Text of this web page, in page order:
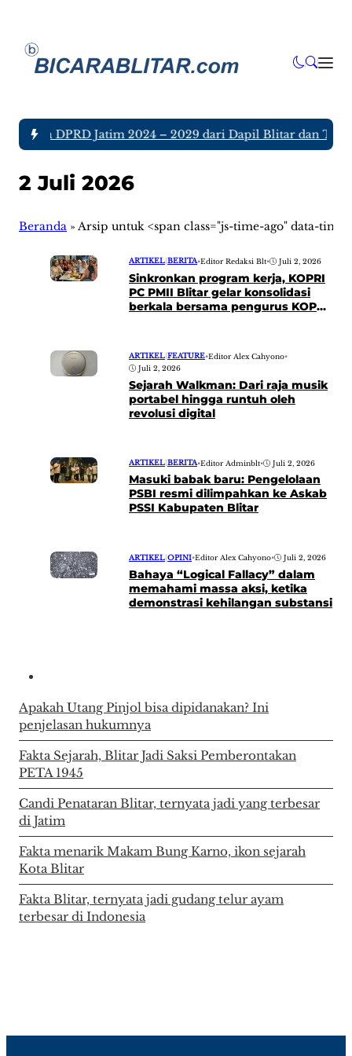
DPRD Jatim 2024 – 2029 dari Dapil Blitar dan
2 Juli 2026
Beranda » Arsip untuk <span class="js-time-ago" data-
ARTIKEL BERITA•Editor Redaksi Blt• Juli 2, 2026
Sinkronkan program kerja, KOPRI
PC PMII Blitar gelar konsolidasi
berkala bersama pengurus KOPRI
ARTIKEL|FEATURE•Editor Alex Cahyono•
Juli 2, 2026
Sejarah Walkman: Dari raja musik
portabel hingga runtuh oleh
revolusi digital
ARTIKEL|BERITA•Editor Adminblt• Juli 2, 2026
Masuki babak baru: Pengelolaan
PSBI resmi dilimpahkan ke Askab
PSSI Kabupaten Blitar
ARTIKEL|OPINI•Editor Alex Cahyono• Juli 2, 2026
Bahaya “Logical Fallacy” dalam
memahami massa aksi, ketika
demonstrasi kehilangan substansi
Apakah Utang Pinjol bisa dipidanakan? Ini
penjelasan hukumnya
Fakta Sejarah, Blitar Jadi Saksi Pemberontakan
PETA 1945
Candi Penataran Blitar, ternyata jadi yang terbesar
di Jatim
Fakta menarik Makam Bung Karno, ikon sejarah
Kota Blitar
Fakta Blitar, ternyata jadi gudang telur ayam
terbesar di Indonesia